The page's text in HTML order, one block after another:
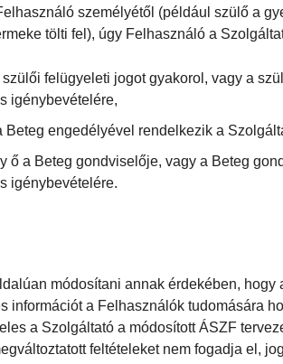
személyétől (például szülő a
tölti fel), úgy Felhasználó a
felügyeleti jogot gyakorol, vagy a
igénybevételére,
engedélyével rendelkezik a
ő a Beteg gondviselője, vagy a Beteg
igénybevételére.
módosítani annak érdekében, hogy
információt a Felhasználók tudomására
a Szolgáltató a módosított ÁSZF
feltételeket nem fogadja el,